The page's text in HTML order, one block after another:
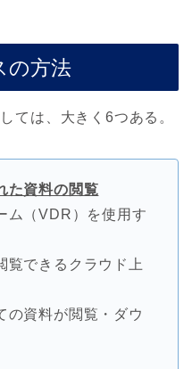
の方法
ては、大きく6つある。
た資料の閲覧
ム（VDR）を使用す
覧できるクラウド上
の資料が閲覧・ダウ